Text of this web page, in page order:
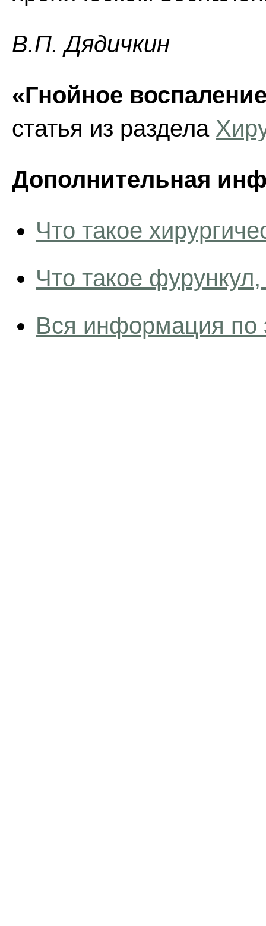
В.П. Дядичкин
«Гнойное
статья из раздела
Дополнительная
Что такое
Что такое
Вся информация по